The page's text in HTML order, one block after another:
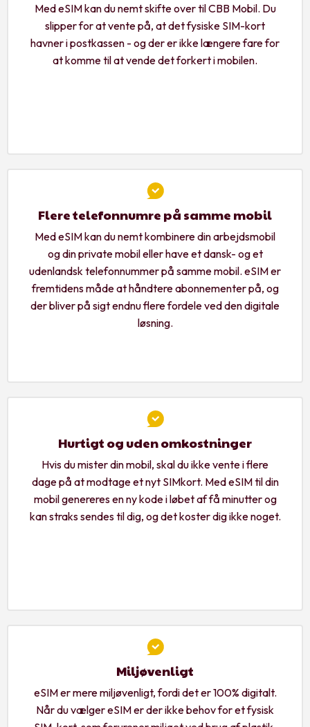
Med eSIM kan du nemt skifte over til CBB Mobil. Du
slipper for at vente på, at det fysiske SIM-kort
havner i postkassen - og der er ikke længere fare for
at komme til at vende det forkert i mobilen.
Flere telefonnumre på samme mobil
Med eSIM kan du nemt kombinere din arbejdsmobil
og din private mobil eller have et dansk- og et
udenlandsk telefonnummer på samme mobil. eSIM er
fremtidens måde at håndtere abonnementer på, og
der bliver på sigt endnu flere fordele ved den digitale
løsning.
Hurtigt og uden omkostninger
Hvis du mister din mobil, skal du ikke vente i flere
dage på at modtage et nyt SIMkort. Med eSIM til din
mobil genereres en ny kode i løbet af få minutter og
kan straks sendes til dig, og det koster dig ikke noget.
Miljøvenligt
eSIM er mere miljøvenligt, fordi det er 100% digitalt.
Når du vælger eSIM er der ikke behov for et fysisk